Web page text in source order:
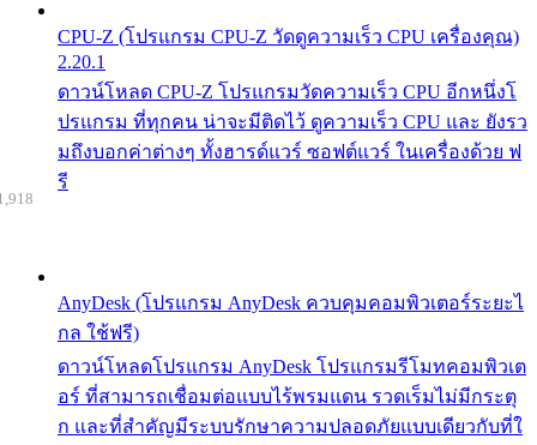
CPU-Z (โปรแกรม CPU-Z วัดดูความเร็ว CPU เครื่องคุณ)
2.20.1
ดาวน์โหลด CPU-Z โปรแกรมวัดความเร็ว CPU อีกหนึ่งโ
ปรแกรม ที่ทุกคน น่าจะมีติดไว้ ดูความเร็ว CPU และ ยังรว
มถึงบอกค่าต่างๆ ทั้งฮารด์แวร์ ซอฟต์แวร์ ในเครื่องด้วย ฟ
รี
AnyDesk (โปรแกรม AnyDesk ควบคุมคอมพิวเตอร์ระยะไ
กล ใช้ฟรี)
ดาวน์โหลดโปรแกรม AnyDesk โปรแกรมรีโมทคอมพิวเต
อร์ ที่สามารถเชื่อมต่อแบบไร้พรมแดน รวดเร็มไม่มีกระตุ
ก และที่สำคัญมีระบบรักษาความปลอดภัยแบบเดียวกับที่ใ